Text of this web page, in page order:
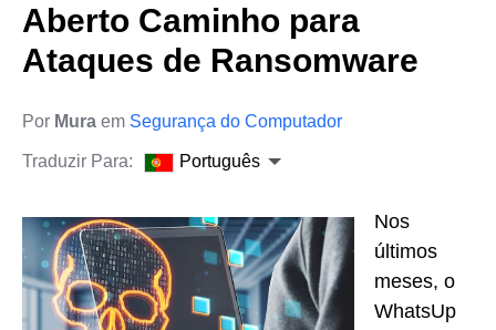
Aberto Caminho para
Ataques de Ransomware
Por Mura em Segurança do Computador
Traduzir Para: Português
Nos
últimos
meses, o
WhatsUp